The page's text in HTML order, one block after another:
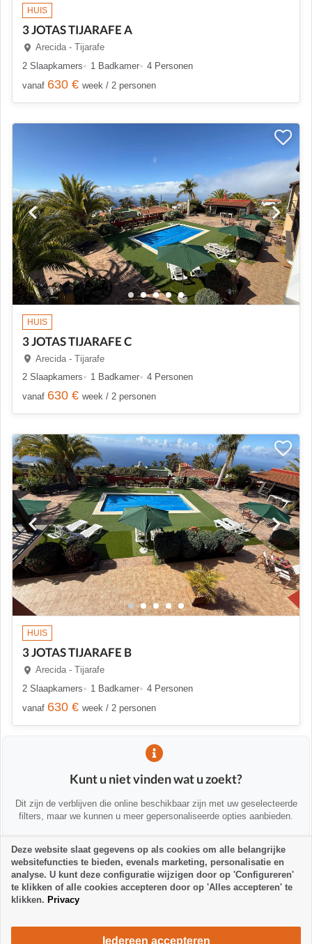
HUIS
3 JOTAS TIJARAFE A
Arecida - Tijarafe
2 Slaapkamers
1 Badkamer
4 Personen
vanaf 630 € week / 2 personen
HUIS
3 JOTAS TIJARAFE C
Arecida - Tijarafe
2 Slaapkamers
1 Badkamer
4 Personen
vanaf 630 € week / 2 personen
HUIS
3 JOTAS TIJARAFE B
Arecida - Tijarafe
2 Slaapkamers
1 Badkamer
4 Personen
vanaf 630 € week / 2 personen
Kunt u niet vinden wat u zoekt?
Dit zijn de verblijven die online beschikbaar zijn met uw geselecteerde
filters, maar we kunnen u meer gepersonaliseerde opties aanbieden.
💡 We helpen u persoonlijk
Neem contact met ons op om u te helpen alternatieven te vinden of u
te adviseren:
Deze website slaat gegevens op als cookies om alle belangrijke
websitefuncties te bieden, evenals marketing, personalisatie en
analyse. U kunt deze configuratie wijzigen door op 'Configureren'
te klikken of alle cookies accepteren door op 'Alles accepteren' te
klikken. Privacy
Iedereen accepteren